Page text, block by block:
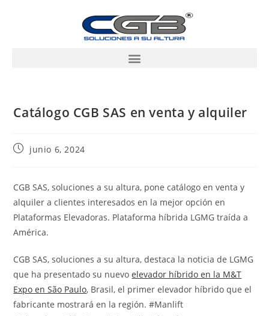
Catálogo CGB SAS en venta y alquiler
junio 6, 2024
CGB SAS, soluciones a su altura, pone catálogo en venta y
alquiler a clientes interesados en la mejor opción en
Plataformas Elevadoras. Plataforma híbrida LGMG traída a
América.
CGB SAS, soluciones a su altura, destaca la noticia de LGMG
que ha presentado su nuevoelevador híbrido en la M&T
Expo en São Paulo, Brasil, el primer elevador híbrido que el
fabricante mostrará en la región. #Manlift